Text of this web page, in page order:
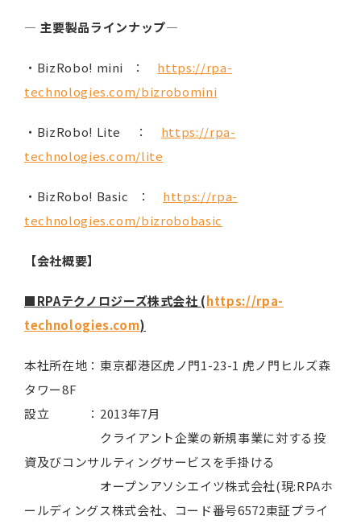
― 主要製品ラインナップ―
・BizRobo! mini ： https://rpa-
technologies.com/bizrobomini
・BizRobo! Lite ： https://rpa-
technologies.com/lite
・BizRobo! Basic ： https://rpa-
technologies.com/bizrobobasic
【会社概要】
■RPAテクノロジーズ株式会社 (https://rpa-
technologies.com)
本社所在地：東京都港区虎ノ門1-23-1 虎ノ門ヒルズ森
タワー8F
設立 ：2013年7月
クライアント企業の新規事業に対する投
資及びコンサルティングサービスを手掛ける
オープンアソシエイツ株式会社(現:RPAホ
ールディングス株式会社、コード番号6572東証プライ